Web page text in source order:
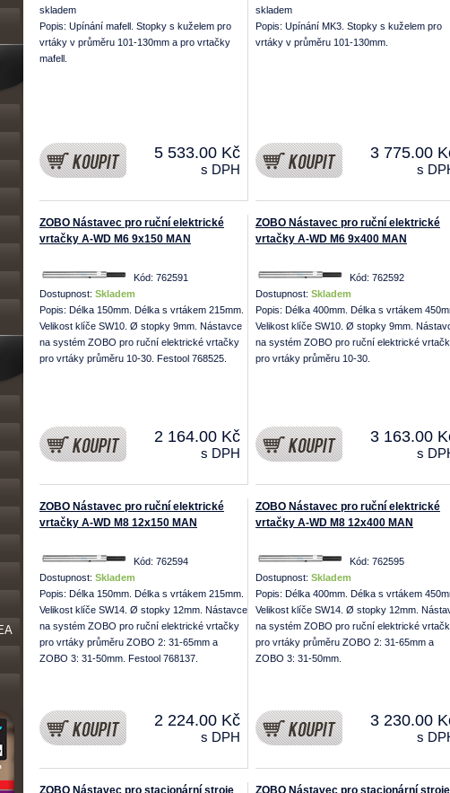
skladem
Popis: Upínání mafell. Stopky s kuželem pro
vrtáky v průměru 101-130mm a pro vrtačky
mafell.
5 533.00 Kč
s DPH
skladem
Popis: Upínání MK3. Stopky s kuželem pro
vrtáky v průměru 101-130mm.
3 775.00
s
ZOBO Nástavec pro ruční elektrické
vrtačky A-WD M6 9x150 MAN
Kód: 762591
Dostupnost: Skladem
Popis: Délka 150mm. Délka s vrtákem 215mm.
Velikost klíče SW10. Ø stopky 9mm. Nástavce
na systém ZOBO pro ruční elektrické vrtačky
pro vrtáky průměru 10-30. Festool 768525.
2 164.00 Kč
s DPH
ZOBO Nástavec pro ruční elektrické
vrtačky A-WD M6 9x400 MAN
Kód: 762592
Dostupnost: Skladem
Popis: Délka 400mm. Délka s vrtákem
Velikost klíče SW10. Ø stopky 9mm.
na systém ZOBO pro ruční elektrické
pro vrtáky průměru 10-30.
3 163.00
s
ZOBO Nástavec pro ruční elektrické
vrtačky A-WD M8 12x150 MAN
Kód: 762594
Dostupnost: Skladem
Popis: Délka 150mm. Délka s vrtákem 215mm.
Velikost klíče SW14. Ø stopky 12mm. Nástavce
na systém ZOBO pro ruční elektrické vrtačky
pro vrtáky průměru ZOBO 2: 31-65mm a
ZOBO 3: 31-50mm. Festool 768137.
2 224.00 Kč
s DPH
ZOBO Nástavec pro ruční elektrické
vrtačky A-WD M8 12x400 MAN
Kód: 762595
Dostupnost: Skladem
Popis: Délka 400mm. Délka s vrtákem
Velikost klíče SW14. Ø stopky 12mm.
na systém ZOBO pro ruční elektrické
pro vrtáky průměru ZOBO 2: 31-65mm a
ZOBO 3: 31-50mm.
3 230.00
s
ZOBO Nástavec pro stacionární stroje
ZOBO Nástavec pro stacionární stroje